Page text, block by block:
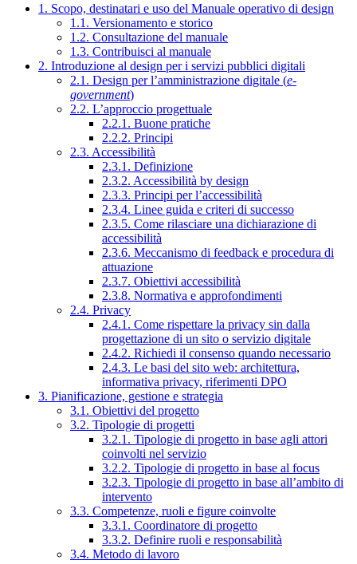
1. Scopo, destinatari e uso del Manuale operativo di design
1.1. Versionamento e storico
1.2. Consultazione del manuale
1.3. Contribuisci al manuale
2. Introduzione al design per i servizi pubblici digitali
2.1. Design per l’amministrazione digitale (e-
government)
2.2. L’approccio progettuale
2.2.1. Buone pratiche
2.2.2. Principi
2.3. Accessibilità
2.3.1. Definizione
2.3.2. Accessibilità by design
2.3.3. Principi per l’accessibilità
2.3.4. Linee guida e criteri di successo
2.3.5. Come rilasciare una dichiarazione di
accessibilità
2.3.6. Meccanismo di feedback e procedura di
attuazione
2.3.7. Obiettivi accessibilità
2.3.8. Normativa e approfondimenti
2.4. Privacy
2.4.1. Come rispettare la privacy sin dalla
progettazione di un sito o servizio digitale
2.4.2. Richiedi il consenso quando necessario
2.4.3. Le basi del sito web: architettura,
informativa privacy, riferimenti DPO
3. Pianificazione, gestione e strategia
3.1. Obiettivi del progetto
3.2. Tipologie di progetti
3.2.1. Tipologie di progetto in base agli attori
coinvolti nel servizio
3.2.2. Tipologie di progetto in base al focus
3.2.3. Tipologie di progetto in base all’ambito di
intervento
3.3. Competenze, ruoli e figure coinvolte
3.3.1. Coordinatore di progetto
3.3.2. Definire ruoli e responsabilità
3.4. Metodo di lavoro